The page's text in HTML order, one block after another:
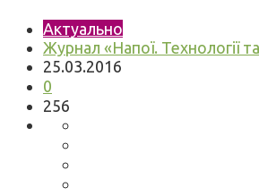
Актуально
Журнал «Напої. Технології та
25.03.2016
0
256